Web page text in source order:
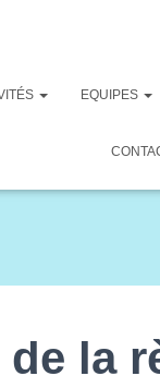
une balle
les conditions
: 1. Une action
constitue pas une
EQUIPES
la